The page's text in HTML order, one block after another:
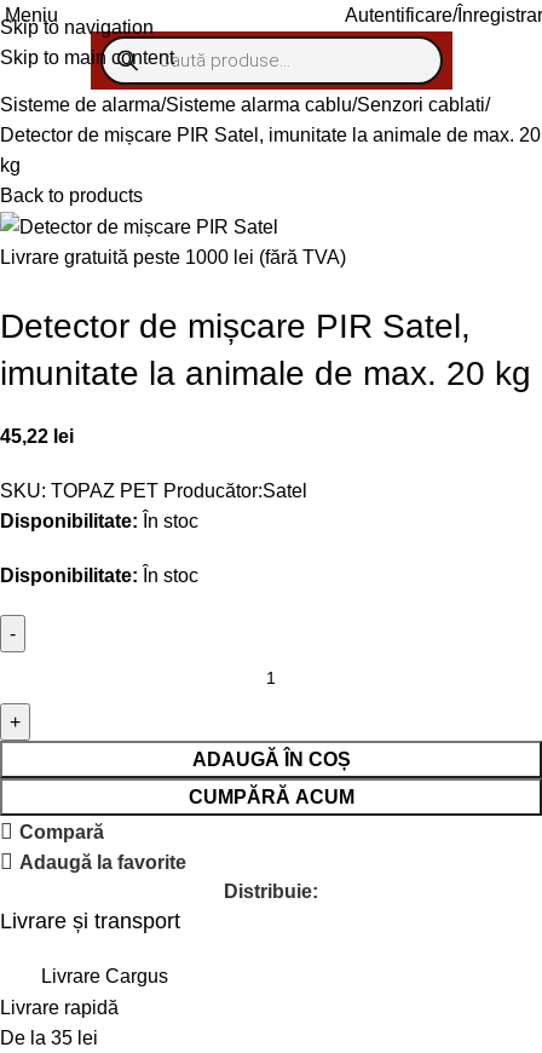
Skip to navigation
Skip to main content
Meniu Autentificare/
Sisteme de alarma Sisteme alarma cablu Senzori cablati
Detector de mișcare PIR Satel, imunitate la animale de max. 20
kg
Back to products
Livrare gratuită peste 1000 lei (fără TVA)
Detector de mișcare PIR Satel,
imunitate la animale de max. 20 kg
45,22 lei
SKU: TOPAZ PET Producător:Satel
Disponibilitate: În stoc
Disponibilitate: În stoc
ADAUGĂ ÎN COȘ
CUMPĂRĂ ACUM
Compară
Adaugă la favorite
Distribuie:
Livrare și transport
Livrare Cargus
Livrare rapidă
De la 35 lei